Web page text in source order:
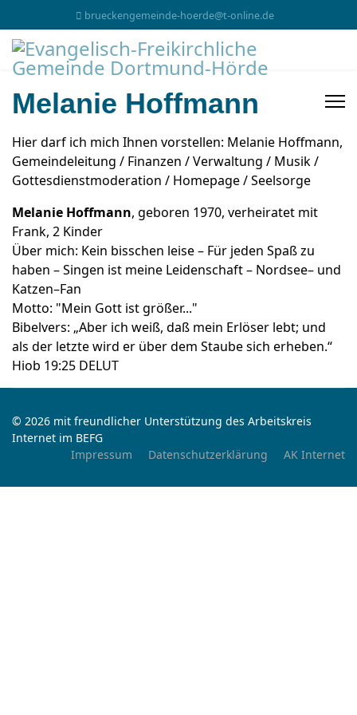
brueckengemeinde-hoerde@t-online.de
Melanie Hoffmann
Hier darf ich mich Ihnen vorstellen: Melanie Hoffmann,
Gemeindeleitung / Finanzen / Verwaltung / Musik /
Gottesdienstmoderation / Homepage / Seelsorge
Melanie Hoffmann, geboren 1970, verheiratet mit
Frank, 2 Kinder
Über mich: Kein bisschen leise – Für jeden Spaß zu
haben – Singen ist meine Leidenschaft – Nordsee– und
Katzen–Fan
Motto: "Mein Gott ist größer..."
Bibelvers: „Aber ich weiß, daß mein Erlöser lebt; und
als der letzte wird er über dem Staube sich erheben.“
‭‭Hiob‬ ‭19‬:‭25‬ ‭DELUT‬‬
© 2026 mit freundlicher Unterstützung des Arbeitskreis
Internet im BEFG
Impressum
Datenschutzerklärung AK Internet